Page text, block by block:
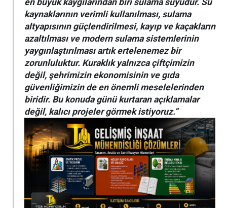
en büyük kaygılarından biri sulama suyudur. Su
kaynaklarının verimli kullanılması, sulama
altyapısının güçlendirilmesi, kayıp ve kaçakların
azaltılması ve modern sulama sistemlerinin
yaygınlaştırılması artık ertelenemez bir
zorunluluktur. Kuraklık yalnızca çiftçimizin
değil, şehrimizin ekonomisinin ve gıda
güvenliğimizin de en önemli meselelerinden
biridir. Bu konuda günü kurtaran açıklamalar
değil, kalıcı projeler görmek istiyoruz.”